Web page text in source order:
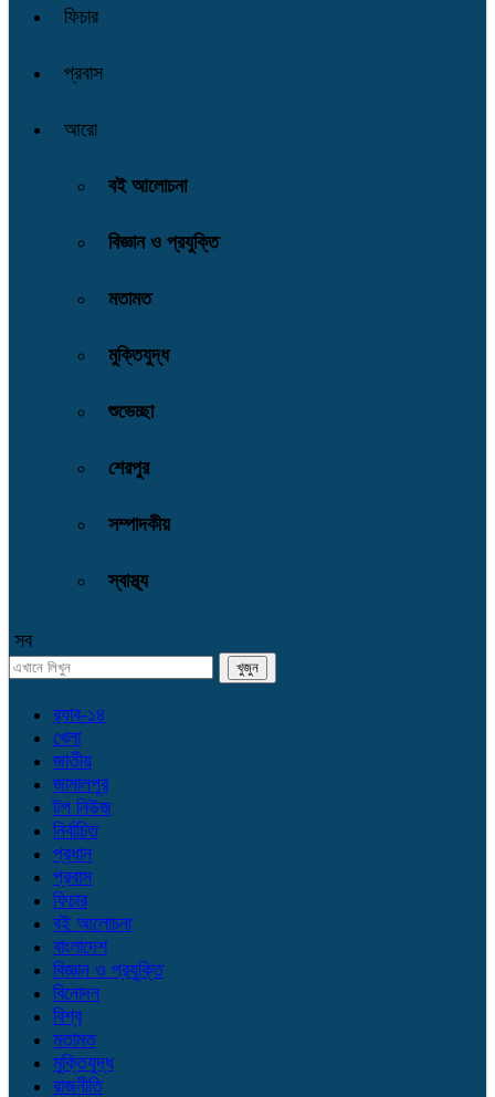
ফিচার
প্রবাস
আরো
বই আলোচনা
বিজ্ঞান ও প্রযুক্তি
মতামত
মুক্তিযুদ্ধ
শুভেচ্ছা
শেরপুর
সম্পাদকীয়
স্বাস্থ্য
সব
র‌্যাব-১৪
খেলা
জাতীয়
জামালপুর
টপ নিউজ
নির্বাচিত
প্রধান
প্রবাস
ফিচার
বই আলোচনা
বাংলাদেশ
বিজ্ঞান ও প্রযুক্তি
বিনোদন
বিশ্ব
মতামত
মুক্তিযুদ্ধ
রাজনীতি